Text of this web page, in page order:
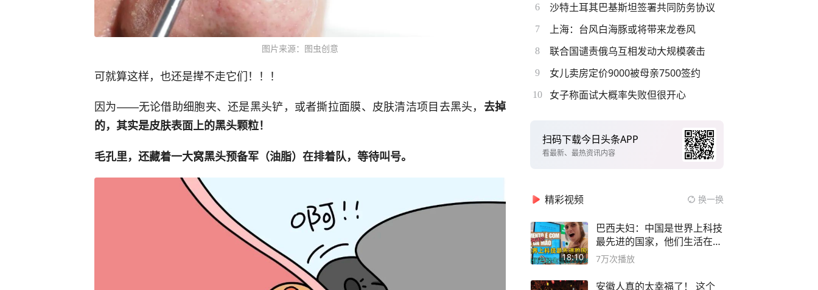
图片来源：图虫创意
可就算这样，也还是撵不走它们！！！
因为——无论借助细胞夹、还是黑头铲，或者撕拉面膜、皮肤清洁项目去黑头， 去掉
的，其实是皮肤表面上的黑头颗粒！
毛孔里，还藏着一大窝黑头预备军（油脂）在排着队，等待叫号。
6 沙特土耳其巴基斯坦签署共同防务协议
7 上海：台风白海豚或将带来龙卷风
8 联合国谴责俄乌互相发动大规模袭击
9 女儿卖房定价9000被母亲7500签约
10 女子称面试大概率失败但很开心
扫码下载今日头条APP
看最新、最热资讯内容
精彩视频 换一换
18:10
巴西夫妇：中国是世界上科技
最先进的国家，他们生活在
2999年
7万次播放
安徽人真的太幸福了！ 这个